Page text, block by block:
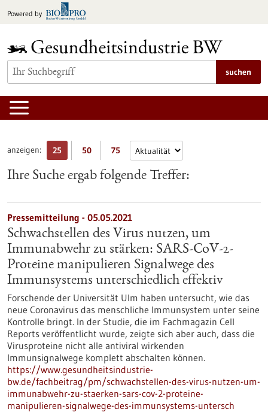
Inhalt
Powered by
suchen
anzeigen: 25 50 75
Ihre Suche ergab folgende Treffer:
Pressemitteilung - 05.05.2021
Schwachstellen des Virus nutzen, um
Immunabwehr zu stärken: SARS-CoV-2-
Proteine manipulieren Signalwege des
Immunsystems unterschiedlich effektiv
Forschende der Universität Ulm haben untersucht, wie das
neue Coronavirus das menschliche Immunsystem unter seine
Kontrolle bringt. In der Studie, die im Fachmagazin Cell
Reports veröffentlicht wurde, zeigte sich aber auch, dass die
Virusproteine nicht alle antiviral wirkenden
Immunsignalwege komplett abschalten können.
https://www.gesundheitsindustrie-
bw.de/fachbeitrag/pm/schwachstellen-des-virus-nutzen-um-
immunabwehr-zu-staerken-sars-cov-2-proteine-
manipulieren-signalwege-des-immunsystems-untersch